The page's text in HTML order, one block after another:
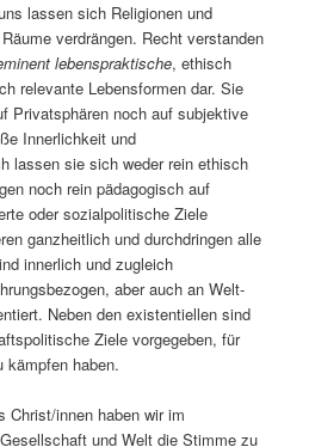
lassen sich Religionen und
verdrängen. Recht verstanden
lebenspraktische, ethisch
relevante Lebensformen dar. Sie
Privatsphären noch auf subjektive
Innerlichkeit und
lassen sie sich weder rein ethisch
noch rein pädagogisch auf
oder sozialpolitische Ziele
ganzheitlich und durchdringen alle
innerlich und zugleich
aber auch an Welt-
Neben den existentiellen sind
Ziele vorgegeben, für
kämpfen haben.
Christ/innen haben wir im
und Welt die Stimme zu